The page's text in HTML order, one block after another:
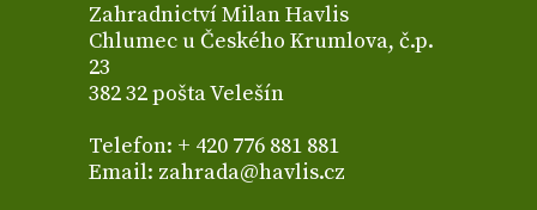
Zahradnictví Milan Havlis
Chlumec u Českého Krumlova, č.p.
23
382 32 pošta Velešín
Telefon: + 420 776 881 881
Email: zahrada@havlis.cz